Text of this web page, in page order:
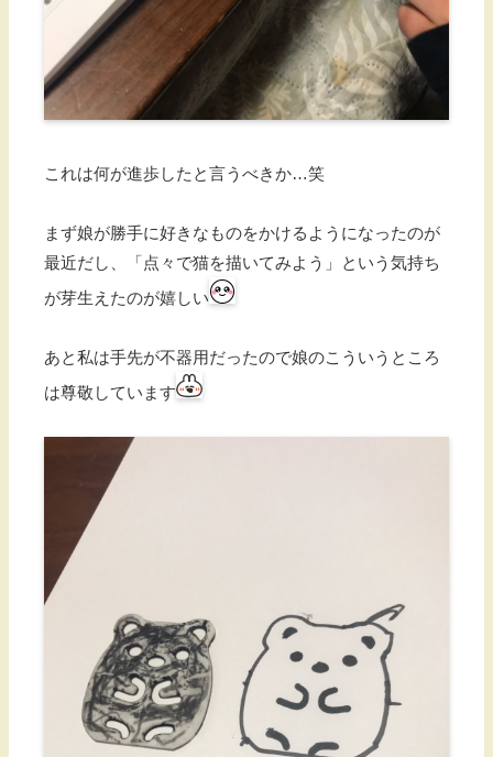
これは何が進歩したと言うべきか…笑
まず娘が勝手に好きなものをかけるようになったのが
最近だし、「点々で猫を描いてみよう」という気持ち
が芽生えたのが嬉しい
あと私は手先が不器用だったので娘のこういうところ
は尊敬しています